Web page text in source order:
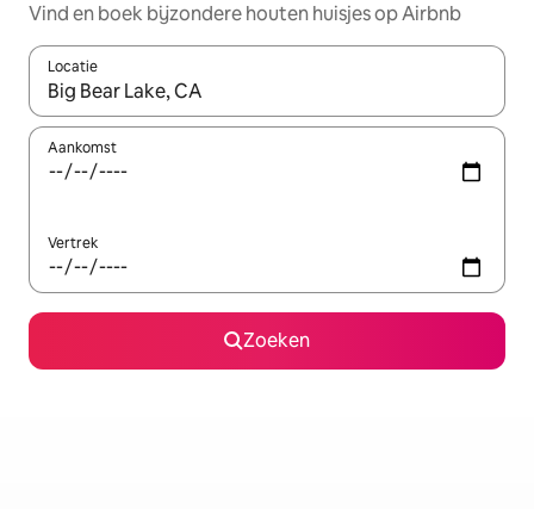
Vind en boek bijzondere houten huisjes op Airbnb
Locatie
Wanneer er resultaten beschikbaar zijn, maak je een keuze
Aankomst
Vertrek
Zoeken